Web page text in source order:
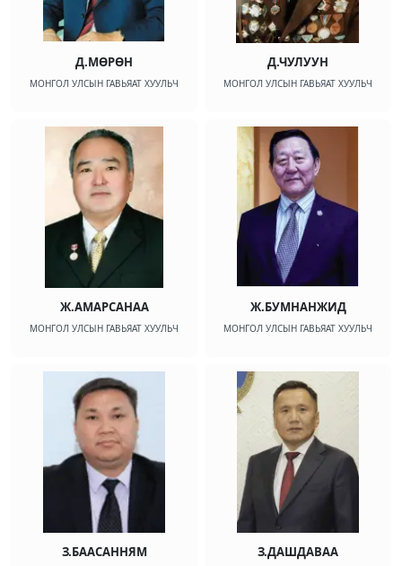
Д.МӨРӨН
МОНГОЛ УЛСЫН ГАВЬЯАТ ХУУЛЬЧ
Д.ЧУЛУУН
МОНГОЛ УЛСЫН ГАВЬЯАТ ХУУЛЬЧ
Ж.АМАРСАНАА
МОНГОЛ УЛСЫН ГАВЬЯАТ ХУУЛЬЧ
Ж.БУМНАНЖИД
МОНГОЛ УЛСЫН ГАВЬЯАТ ХУУЛЬЧ
З.БААСАННЯМ З.ДАШДАВАА